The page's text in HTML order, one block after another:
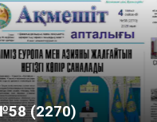
(2270)